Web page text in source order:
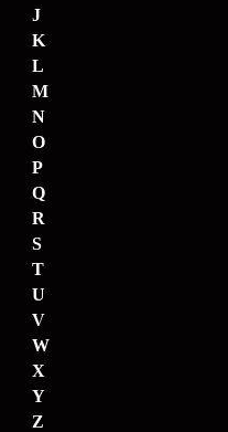
J
K
L
M
N
O
P
Q
R
S
T
U
V
W
X
Y
Z